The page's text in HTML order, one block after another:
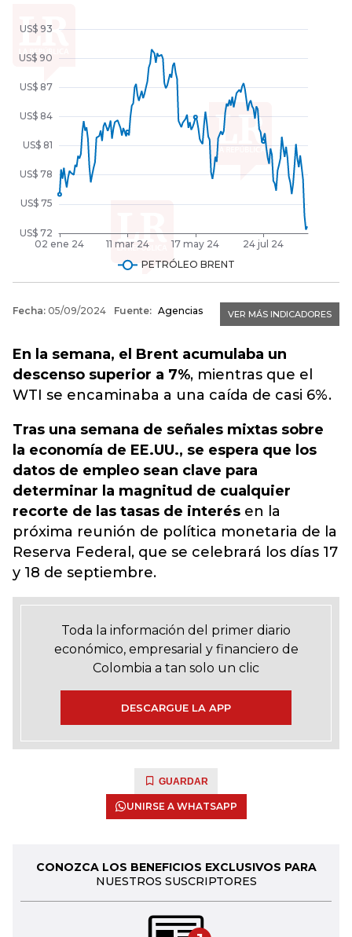
En la semana, el Brent acumulaba un
descenso superior a 7%, mientras que el
WTI se encaminaba a una caída de casi 6%.
Tras una semana de señales mixtas sobre
la economía de EE.UU., se espera que los
datos de empleo sean clave para
determinar la magnitud de cualquier
recorte de las tasas de interés en la
próxima reunión de política monetaria de la
Reserva Federal, que se celebrará los días 17
y 18 de septiembre.
Toda la información del primer diario
económico, empresarial y financiero de
Colombia a tan solo un clic
DESCARGUE LA APP
GUARDAR
UNIRSE A WHATSAPP
CONOZCA LOS BENEFICIOS EXCLUSIVOS PARA
NUESTROS SUSCRIPTORES